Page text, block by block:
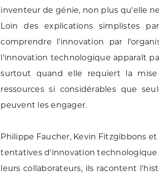
inventeur de génie, non plus qu'elle
Loin des explications simplistes
comprendre l'innovation par
l'innovation technologique apparaît
surtout quand elle requiert la
ressources si considérables que
peuvent les engager.
Philippe Faucher, Kevin Fitzgibbons
tentatives d'innovation technologique
leurs collaborateurs, ils racontent